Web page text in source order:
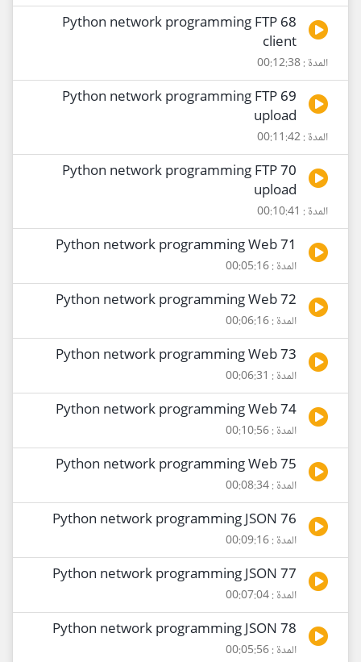
68 Python network programming FTP
client
المدة : 00:12:38
69 Python network programming FTP
upload
المدة : 00:11:42
70 Python network programming FTP
upload
المدة : 00:10:41
71 Python network programming Web
المدة : 00:05:16
72 Python network programming Web
المدة : 00:06:16
73 Python network programming Web
المدة : 00:06:31
74 Python network programming Web
المدة : 00:10:56
75 Python network programming Web
المدة : 00:08:34
76 Python network programming JSON
المدة : 00:09:16
77 Python network programming JSON
المدة : 00:07:04
78 Python network programming JSON
المدة : 00:05:56